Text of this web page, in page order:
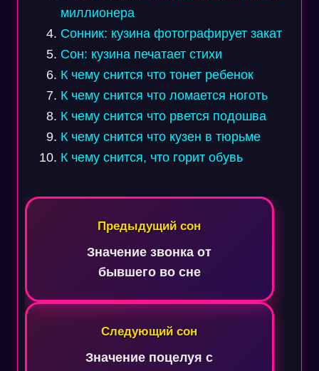
миллионера
Сонник: кузина фотографирует закат
Сон: кузина печатает стихи
К чему снится что тонет ребенок
К чему снится что ломается ноготь
К чему снится что рвется подошва
К чему снится что кузен в тюрьме
К чему снится, что горит обувь
Навигация
записям
Предыдущий сон
Значение звонка от
бывшего во сне
Следующий сон
Значение поцелуя с